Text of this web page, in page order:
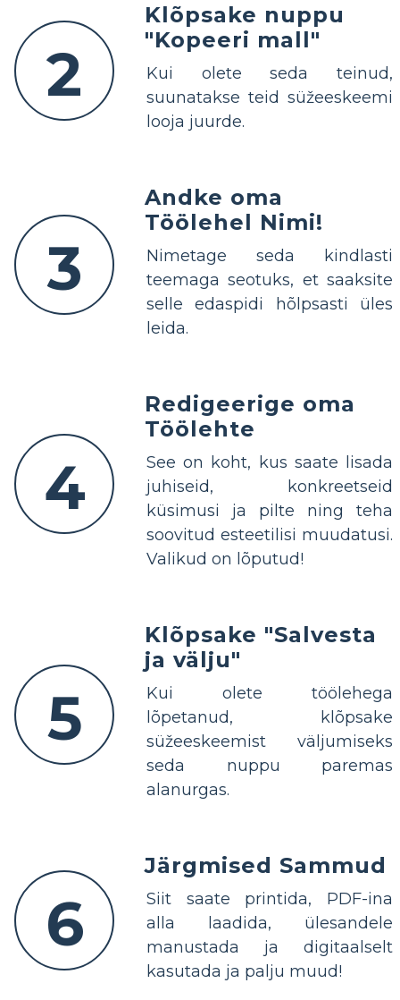
2
Klõpsake nuppu
"Kopeeri mall"
Kui olete seda teinud,
suunatakse teid süžeeskeemi
looja juurde.
3
Andke oma
Töölehel Nimi!
Nimetage seda kindlasti
teemaga seotuks, et saaksite
selle edaspidi hõlpsasti üles
leida.
4
Redigeerige oma
Töölehte
See on koht, kus saate lisada
juhiseid, konkreetseid
küsimusi ja pilte ning teha
soovitud esteetilisi muudatusi.
Valikud on lõputud!
5
Klõpsake "Salvesta
ja välju"
Kui olete töölehega
lõpetanud, klõpsake
süžeeskeemist väljumiseks
seda nuppu paremas
alanurgas.
6
Järgmised Sammud
Siit saate printida, PDF-ina
alla laadida, ülesandele
manustada ja digitaalselt
kasutada ja palju muud!